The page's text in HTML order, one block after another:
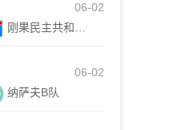
06-02
06-02
纳萨夫B队